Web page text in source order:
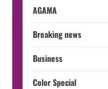
AGAMA
Breaking news
Business
Color Special